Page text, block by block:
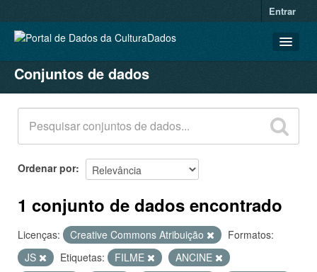
Entrar
CONJUNTOS DE DADOS
ORGANIZAÇÕES
GRUPOS
SOBRE
Conjuntos de dados
Ordenar por
1 conjunto de dados encontrado
Licenças: Creative Commons Atribuição
Formatos:
JS
Etiquetas: FILME
ANCINE